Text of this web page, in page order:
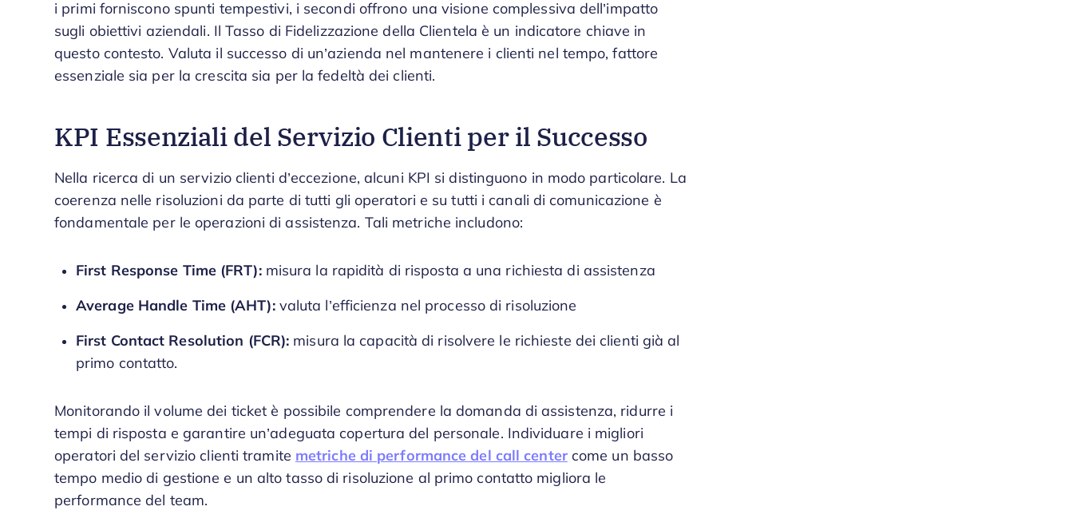
i primi forniscono spunti tempestivi, i secondi offrono una visione complessiva dell’impatto
sugli obiettivi aziendali. Il Tasso di Fidelizzazione della Clientela è un indicatore chiave in
questo contesto. Valuta il successo di un’azienda nel mantenere i clienti nel tempo, fattore
essenziale sia per la crescita sia per la fedeltà dei clienti.
KPI Essenziali del Servizio Clienti per il Successo
Nella ricerca di un servizio clienti d’eccezione, alcuni KPI si distinguono in modo particolare. La
coerenza nelle risoluzioni da parte di tutti gli operatori e su tutti i canali di comunicazione è
fondamentale per le operazioni di assistenza. Tali metriche includono:
First Response Time (FRT):misura la rapidità di risposta a una richiesta di assistenza
Average Handle Time (AHT):valuta l’efficienza nel processo di risoluzione
First Contact Resolution (FCR): misura la capacità di risolvere le richieste dei clienti già al
primo contatto.
Monitorando il volume dei ticket è possibile comprendere la domanda di assistenza, ridurre i
tempi di risposta e garantire un’adeguata copertura del personale. Individuare i migliori
operatori del servizio clienti tramite metriche di performance del call centercome un basso
tempo medio di gestione e un alto tasso di risoluzione al primo contatto migliora le
performance del team.